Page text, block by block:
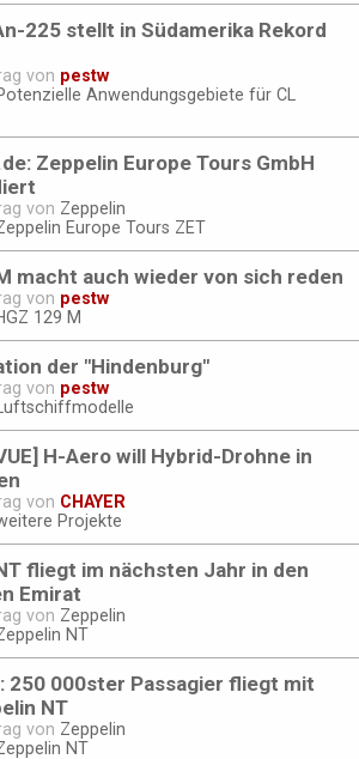
225 stellt in Südamerika Rekord
von pestw
Anwendungsgebiete für CL
Zeppelin Europe Tours GmbH
von Zeppelin
Europe Tours ZET
macht auch wieder von sich reden
von pestw
129 M
der "Hindenburg"
von pestw
Luftschiffmodelle
H-Aero will Hybrid-Drohne in
von CHAYER
Projekte
fliegt im nächsten Jahr in den
Emirat
von Zeppelin
NT
250 000ster Passagier fliegt mit
NT
von Zeppelin
NT